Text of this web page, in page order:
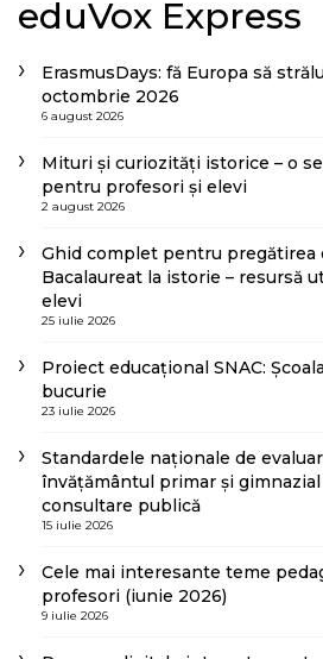
eduVox Express
ErasmusDays: fă Europa să
octombrie 2026
6 august 2026
Mituri și curiozități istorice – o
pentru profesori și elevi
2 august 2026
Ghid complet pentru pregătirea
Bacalaureat la istorie – resursă
elevi
25 iulie 2026
Proiect educațional SNAC:
bucurie
23 iulie 2026
Standardele naționale de
învățământul primar și
consultare publică
15 iulie 2026
Cele mai interesante teme
profesori (iunie 2026)
9 iulie 2026